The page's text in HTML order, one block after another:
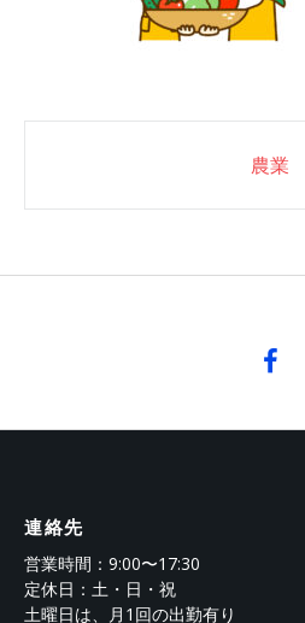
農業
連絡先
営業時間：9:00〜17:30
定休日：土・日・祝
土曜日は、月1回の出勤有り